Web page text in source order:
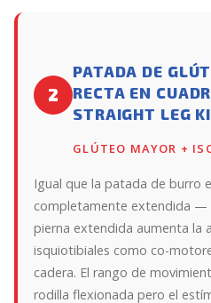
2
PATADA DE
RECTA EN
STRAIGHT LEG
GLÚTEO MAYOR +
Igual que la patada de burro
completamente extendida —
pierna extendida aumenta la
isquiotibiales como co-
cadera. El rango de
rodilla flexionada pero el